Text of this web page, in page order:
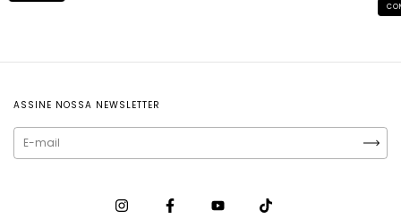
ASSINE NOSSA NEWSLETTER